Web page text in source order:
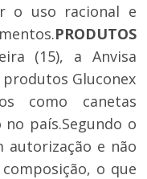
o uso racional e
PRODUTOS
(15), a Anvisa
Gluconex
como canetas
país.Segundo o
autorização e não
o que